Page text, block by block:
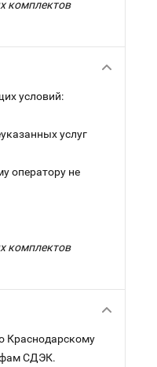
комплектов
условий:
услуг
оператору не
комплектов
Краснодарскому
СДЭК.